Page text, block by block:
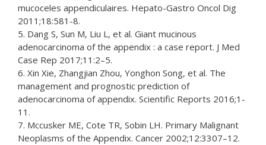
mucoceles appendiculaires. Hepato-Gastro Oncol Dig
2011;18:581-8.
5. Dang S, Sun M, Liu L, et al. Giant mucinous
adenocarcinoma of the appendix : a case report. J Med
Case Rep 2017;11:2–5.
6. Xin Xie, Zhangjian Zhou, Yonghon Song, et al. The
management and prognostic prediction of
adenocarcinoma of appendix. Scientific Reports 2016;1-
11.
7. Mccusker ME, Cote TR, Sobin LH. Primary Malignant
Neoplasms of the Appendix. Cancer 2002;12:3307–12.